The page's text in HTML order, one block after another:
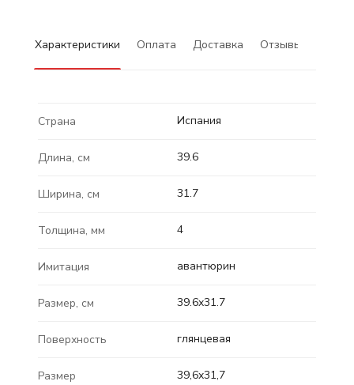
Характеристики Оплата Доставка Отзывы
Страна Испания
Длина, см 39.6
Ширина, см 31.7
Толщина, мм 4
Имитация авантюрин
Размер, см 39.6x31.7
Поверхность глянцевая
Размер 39,6x31,7